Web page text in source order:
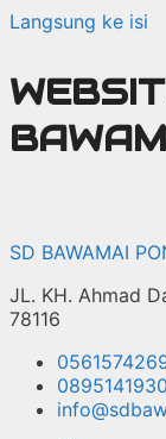
Langsung ke isi
SD BAWAMAI
JL. KH. Ahmad
78116